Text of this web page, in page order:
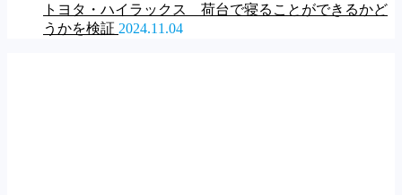
トヨタ・ハイラックス 荷台で寝ることができるかど
うかを検証 2024.11.04